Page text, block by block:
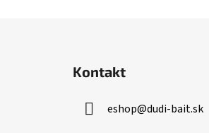
Kontakt
eshop@dudi-bait.sk